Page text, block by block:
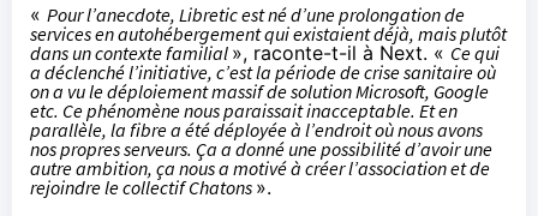
« Pour l’anecdote, Libretic est né d’une prolongation de
services en autohébergement qui existaient déjà, mais plutôt
dans un contexte familial », raconte-t-il à Next. « Ce qui
a déclenché l’initiative, c’est la période de crise sanitaire où
on a vu le déploiement massif de solution Microsoft, Google
etc. Ce phénomène nous paraissait inacceptable. Et en
parallèle, la fibre a été déployée à l’endroit où nous avons
nos propres serveurs. Ça a donné une possibilité d’avoir une
autre ambition, ça nous a motivé à créer l’association et de
rejoindre le collectif Chatons ».